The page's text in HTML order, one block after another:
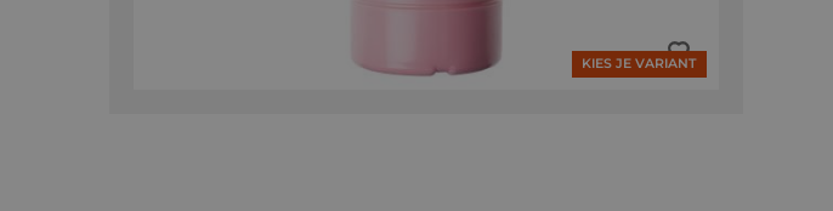
KIES JE VARIANT